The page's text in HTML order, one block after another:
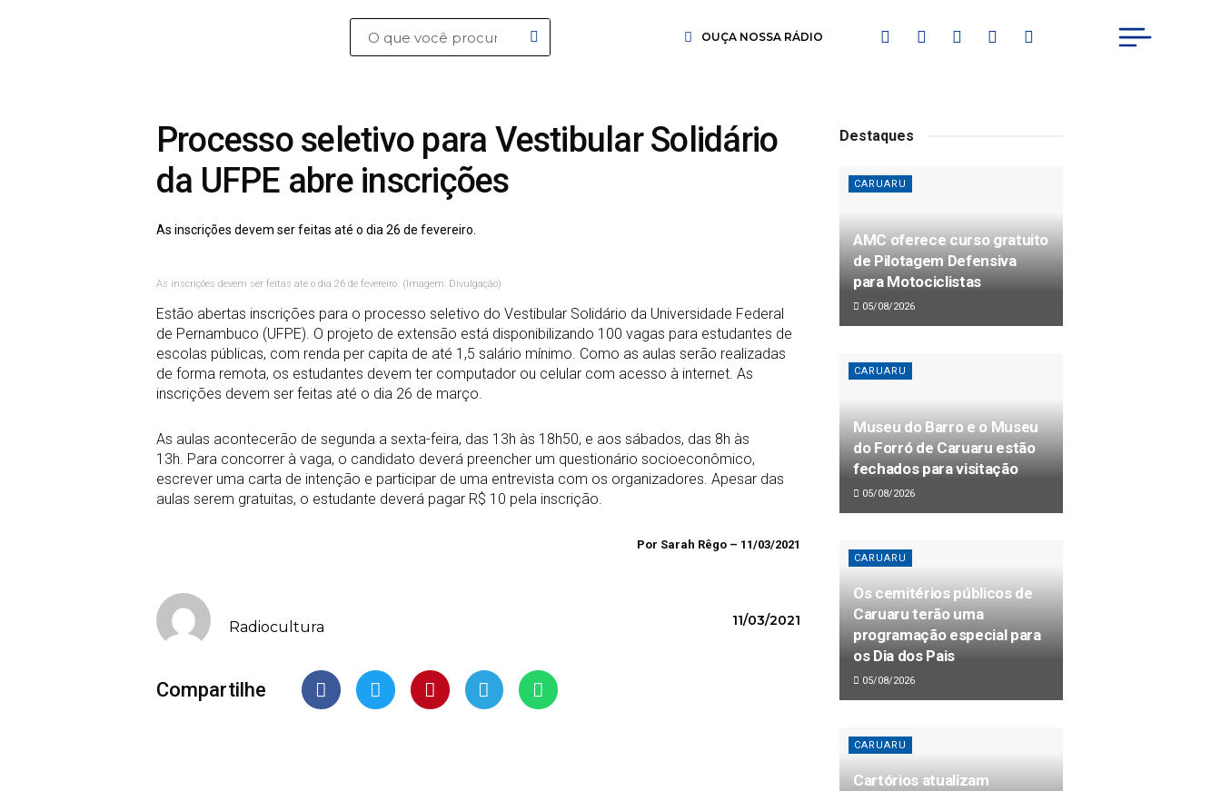
OUÇA NOSSA RÁDIO
Processo seletivo para Vestibular Solidário
da UFPE abre inscrições
As inscrições devem ser feitas até o dia 26 de fevereiro.
As inscrições devem ser feitas até o dia 26 de fevereiro. (Imagem: Divulgação)
Estão abertas inscrições para o processo seletivo do Vestibular Solidário da Universidade Federal
de Pernambuco (UFPE). O projeto de extensão está disponibilizando 100 vagas para estudantes de
escolas públicas, com renda per capita de até 1,5 salário mínimo. Como as aulas serão realizadas
de forma remota, os estudantes devem ter computador ou celular com acesso à internet. As
inscrições devem ser feitas até o dia 26 de março.
As aulas acontecerão de segunda a sexta-feira, das 13h às 18h50, e aos sábados, das 8h às
13h. Para concorrer à vaga, o candidato deverá preencher um questionário socioeconômico,
escrever uma carta de intenção e participar de uma entrevista com os organizadores. Apesar das
aulas serem gratuitas, o estudante deverá pagar R$ 10 pela inscrição.
Por Sarah Rêgo – 11/03/2021
Radiocultura 11/03/2021
Compartilhe
Destaques
CARUARU
AMC oferece curso gratuito
de Pilotagem Defensiva
para Motociclistas
05/08/2026
CARUARU
Museu do Barro e o Museu
do Forró de Caruaru estão
fechados para visitação
05/08/2026
CARUARU
Os cemitérios públicos de
Caruaru terão uma
programação especial para
os Dia dos Pais
05/08/2026
CARUARU
Cartórios atualizam